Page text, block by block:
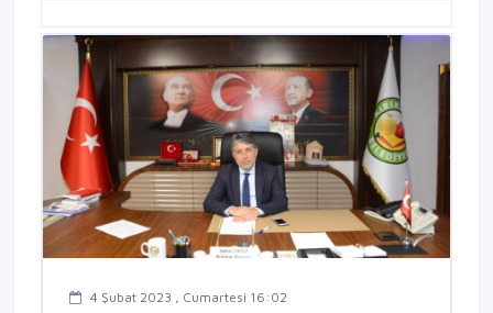
4 Şubat 2023 , Cumartesi 16:02